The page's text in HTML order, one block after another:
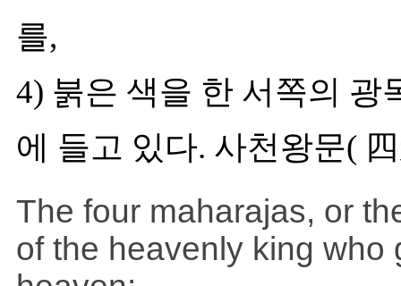
를,
4) 붉은 색을 한 서쪽의 광
에 들고 있다. 사천왕문(
The four maharajas, or
of the heavenly king who